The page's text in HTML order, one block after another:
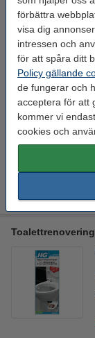
förbättra
visa dig
intressen och
för att spåra ditt
Policy gällande
de fungerar och
acceptera för att
kommer vi
cookies och
Toalettrengöring
Mikrofiberdukar
54 kr
Toalettblock 40g |
24 kr